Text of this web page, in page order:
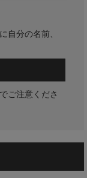
自分の名前、
ご注意くださ